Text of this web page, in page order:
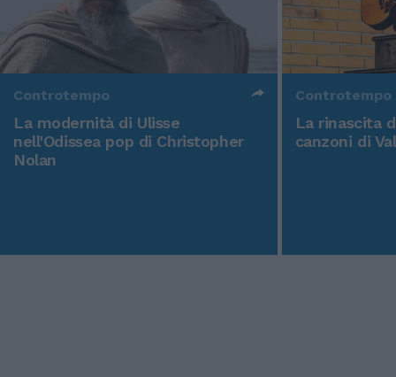
Controtempo
La modernità di Ulisse
nell'Odissea pop di Christopher
Nolan
Controtempo
La rinascita
canzoni di